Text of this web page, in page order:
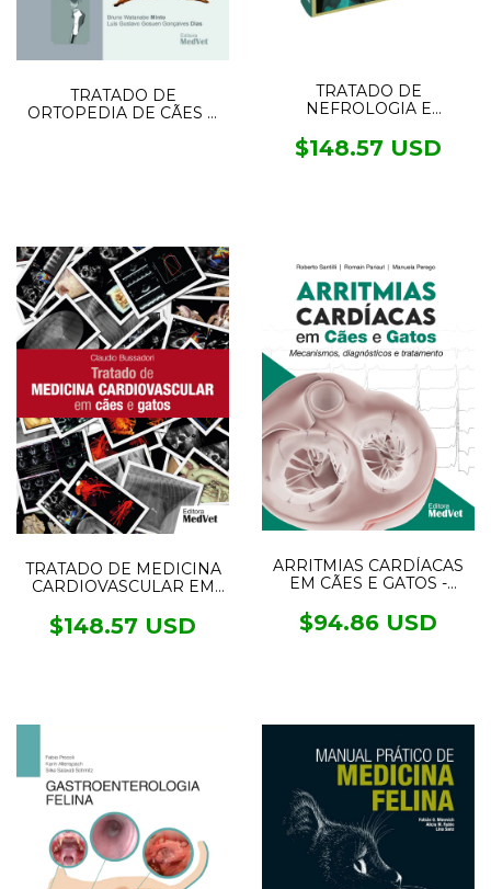
TRATADO DE
ORTOPEDIA DE CÃES E
TRATADO DE
NEFROLOGIA E
GATOS 2.ED
$148.57 USD
TRATADO DE MEDICINA
CARDIOVASCULAR EM
$148.57 USD
ARRITMIAS CARDÍACAS
EM CÃES E GATOS -
Diagnósticos e
Tratamentos
$94.86 USD